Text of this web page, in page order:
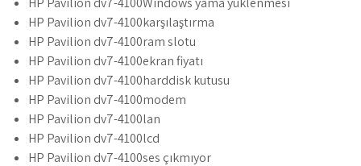
HP Pavilion dv7-4100karşılaştırma
HP Pavilion dv7-4100ram slotu
HP Pavilion dv7-4100ekran fiyatı
HP Pavilion dv7-4100harddisk kutusu
HP Pavilion dv7-4100modem
HP Pavilion dv7-4100lan
HP Pavilion dv7-4100lcd
HP Pavilion dv7-4100ses çıkmıyor